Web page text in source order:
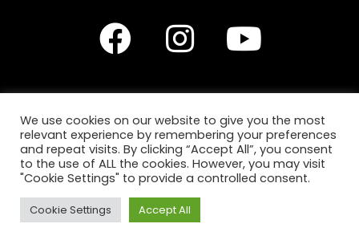
Editores do site: Prof. Dr. Diego Leonardo Santana Silva,Prof.ª Drª Anita Lucchesi
eProf.ª Ma. Karla Karine de Jesus Silva.
Copyright © 2026 GET | Powered by GET, todos os
We use cookies on our website to give you the most
relevant experience by remembering your preferences
and repeat visits. By clicking “Accept All”, you consent
to the use of ALL the cookies. However, you may visit
"Cookie Settings" to provide a controlled consent.
Cookie Settings Accept All